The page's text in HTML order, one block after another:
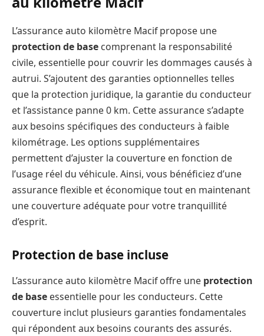
L’assurance auto kilomètre Macif propose une
protection de base comprenant la responsabilité
civile, essentielle pour couvrir les dommages causés à
autrui. S’ajoutent des garanties optionnelles telles
que la protection juridique, la garantie du conducteur
et l’assistance panne 0 km. Cette assurance s’adapte
aux besoins spécifiques des conducteurs à faible
kilométrage. Les options supplémentaires
permettent d’ajuster la couverture en fonction de
l’usage réel du véhicule. Ainsi, vous bénéficiez d’une
assurance flexible et économique tout en maintenant
une couverture adéquate pour votre tranquillité
d’esprit.
Protection de base incluse
L’assurance auto kilomètre Macif offre une protection
de base essentielle pour les conducteurs. Cette
couverture inclut plusieurs garanties fondamentales
qui répondent aux besoins courants des assurés.